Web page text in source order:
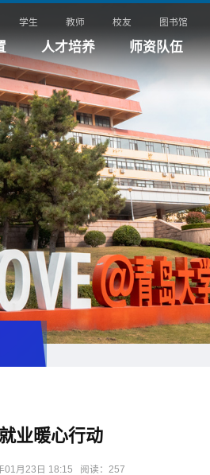
学生 教师 校友 图书馆
人才培养 师资队伍
业暖心行动
月23日 18:15 阅读： 257